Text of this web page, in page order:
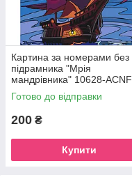
Картина за номерами без
підрамника "Мрія
мандрівника" 10628-ACNF
40х50 см
Готово до відправки
200 ₴
Купити